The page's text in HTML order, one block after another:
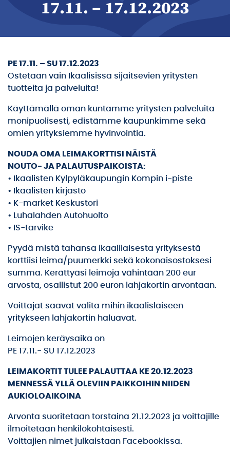
17.11. – 17.12.2023
PE 17.11. – SU 17.12.2023
Ostetaan vain Ikaalisissa sijaitsevien yritysten
tuotteita ja palveluita!
Käyttämällä oman kuntamme yritysten palveluita
monipuolisesti, edistämme kaupunkimme sekä
omien yrityksiemme hyvinvointia.
NOUDA OMA LEIMAKORTTISI NÄISTÄ
NOUTO- JA PALAUTUSPAIKOISTA:
• Ikaalisten Kylpyläkaupungin Kompin i-piste
• Ikaalisten kirjasto
• K-market Keskustori
• Luhalahden Autohuolto
• IS-tarvike
Pyydä mistä tahansa ikaalilaisesta yrityksestä
korttiisi leima/puumerkki sekä kokonaisostoksesi
summa. Kerättyäsi leimoja vähintään 200 eur
arvosta, osallistut 200 euron lahjakortin arvontaan.
Voittajat saavat valita mihin ikaalislaiseen
yritykseen lahjakortin haluavat.
Leimojen keräysaika on
PE 17.11.- SU 17.12.2023
LEIMAKORTIT TULEE PALAUTTAA KE 20.12.2023
MENNESSÄ YLLÄ OLEVIIN PAIKKOIHIN NIIDEN
AUKIOLOAIKOINA
Arvonta suoritetaan torstaina 21.12.2023 ja voittajille
ilmoitetaan henkilökohtaisesti.
Voittajien nimet julkaistaan Facebookissa.